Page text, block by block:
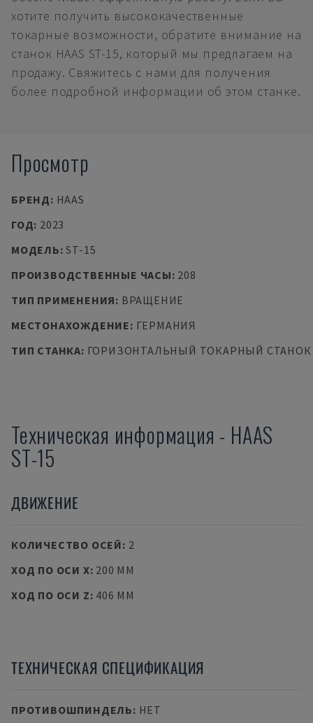
хотите получить высококачественные
токарные возможности, обратите внимание на
станок HAAS ST-15, который мы предлагаем на
продажу. Свяжитесь с нами для получения
более подробной информации об этом станке.
Просмотр
БРЕНД: HAAS
ГОД: 2023
МОДЕЛЬ:ST-15
ПРОИЗВОДСТВЕННЫЕ ЧАСЫ: 208
ТИП ПРИМЕНЕНИЯ: ВРАЩЕНИЕ
МЕСТОНАХОЖДЕНИЕ: ГЕРМАНИЯ
ТИП СТАНКА: ГОРИЗОНТАЛЬНЫЙ ТОКАРНЫЙ СТАНОК
Техническая информация - HAAS
ST-15
ДВИЖЕНИЕ
КОЛИЧЕСТВО ОСЕЙ: 2
ХОД ПО ОСИ X: 200 MM
ХОД ПО ОСИ Z: 406 MM
ТЕХНИЧЕСКАЯ СПЕЦИФИКАЦИЯ
ПРОТИВОШПИНДЕЛЬ: НЕТ